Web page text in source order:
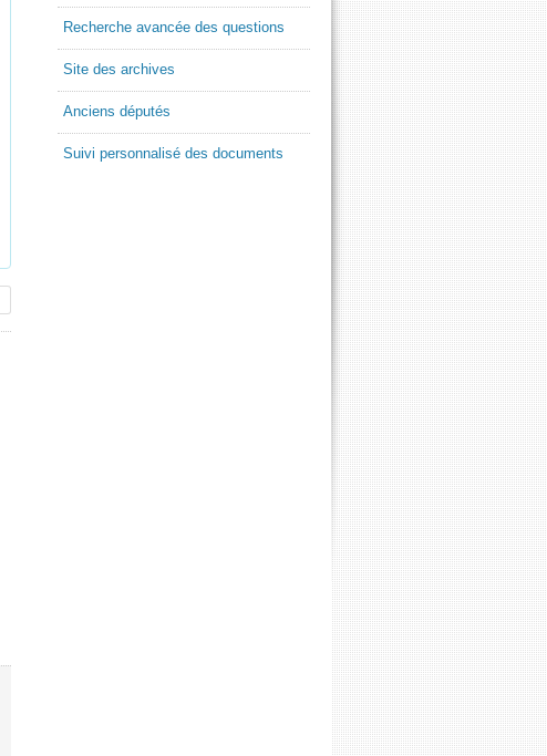
Recherche avancée des questions
Site des archives
Anciens députés
Suivi personnalisé des documents